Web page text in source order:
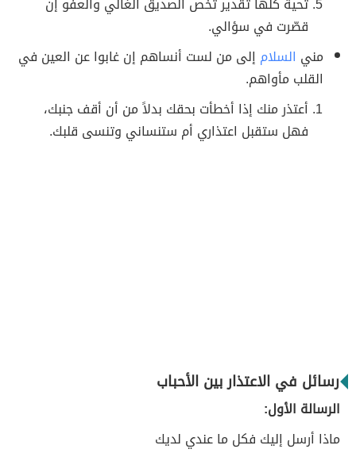
قصّرت في سؤالي.
مني السلام إلى من لست أنساهم إن غابوا عن العين في
القلب مأواهم.
أعتذر منك إذا أخطأت بحقك بدلاً من أن أقف جنبك،
فهل ستقبل اعتذاري أم ستنساني وتنسى قلبك.
رسائل في الاعتذار بين الأحباب
الرسالة الأول:
ماذا أرسل إليك فكل ما عندي لديك